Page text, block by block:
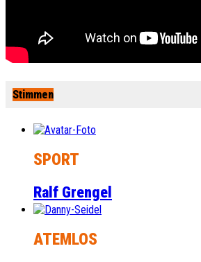
Stimmen
SPORT
Ralf Grengel
ATEMLOS